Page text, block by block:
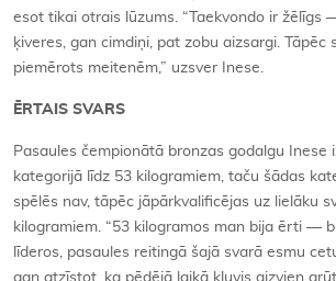
esot tikai otrais lūzums. “Taekvondo ir žēlīgs
ķiveres, gan cimdiņi, pat zobu aizsargi.
piemērots meitenēm,” uzsver Inese.
ĒRTAIS SVARS
Pasaules čempionātā bronzas godalgu Inese
kategorijā līdz 53 kilogramiem, taču šādas
spēlēs nav, tāpēc jāpārkvalificējas uz lielāku
kilogramiem. “53 kilogramos man bija ērti —
līderos, pasaules reitingā šajā svarā esmu